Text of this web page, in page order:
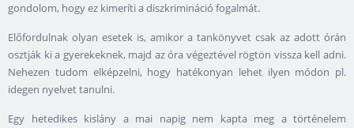
gondolom, hogy ez kimeríti a diszkrimináció fogalmát.
Előfordulnak olyan esetek is, amikor a tankönyvet csak az adott órán
osztják ki a gyerekeknek, majd az óra végeztével rögtön vissza kell adni.
Nehezen tudom elképzelni, hogy hatékonyan lehet ilyen módon pl.
idegen nyelvet tanulni.
Egy hetedikes kislány a mai napig nem kapta meg a történelem